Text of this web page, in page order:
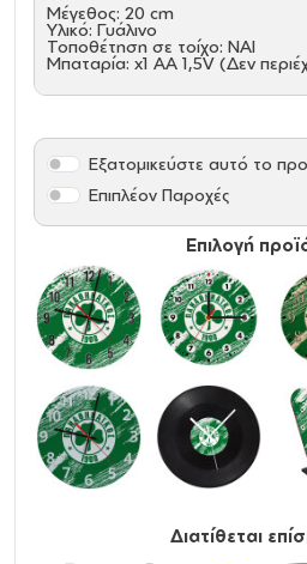
Μέγεθος: 20 cm
Υλικό: Γυάλινο
Τοποθέτηση σε τοίχο: ΝΑΙ
Μπαταρία: x1 AA 1,5V (Δεν
Επιλογή
Εξατομικεύστε αυτό το
Επιπλέον Παροχές
Διατίθεται